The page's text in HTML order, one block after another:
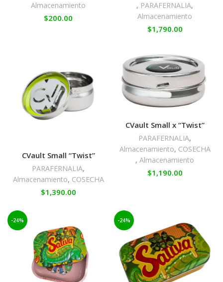
Almacenamiento
$200.00
, PARAFERNALIA,
Almacenamiento
$1,790.00
CVault Small “Twist”
PARAFERNALIA,
Almacenamiento, COSECHA
$1,390.00
CVault Small x “Twist”
PARAFERNALIA,
Almacenamiento, COSECHA
, Almacenamiento
$1,190.00
-24% -24%